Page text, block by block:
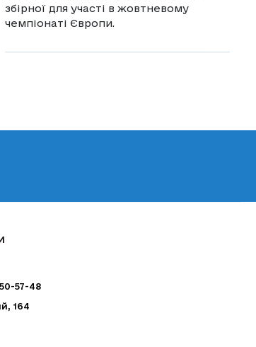
збірної для участі в жовтневому
чемпіонаті Європи.
164
57-48